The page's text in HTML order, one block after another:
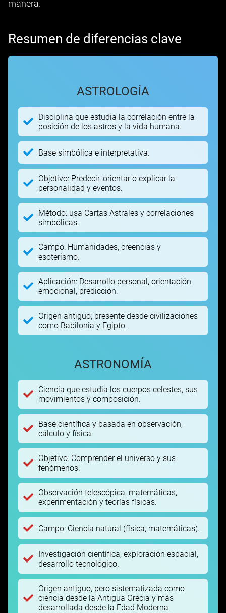
manera.
Resumen de diferencias clave
ASTROLOGÍA
Disciplina que estudia la correlación entre la
posición de los astros y la vida humana.
Base simbólica e interpretativa.
Objetivo: Predecir, orientar o explicar la
personalidad y eventos.
Método: usa Cartas Astrales y correlaciones
simbólicas.
Campo: Humanidades, creencias y
esoterismo.
Aplicación: Desarrollo personal, orientación
emocional, predicción.
Origen antiguo; presente desde civilizaciones
como Babilonia y Egipto.
ASTRONOMÍA
Ciencia que estudia los cuerpos celestes, sus
movimientos y composición.
Base científica y basada en observación,
cálculo y física.
Objetivo: Comprender el universo y sus
fenómenos.
Observación telescópica, matemáticas,
experimentación y teorías físicas.
Campo: Ciencia natural (física, matemáticas).
Investigación científica, exploración espacial,
desarrollo tecnológico.
Origen antiguo, pero sistematizada como
ciencia desde la Antigua Grecia y más
desarrollada desde la Edad Moderna.